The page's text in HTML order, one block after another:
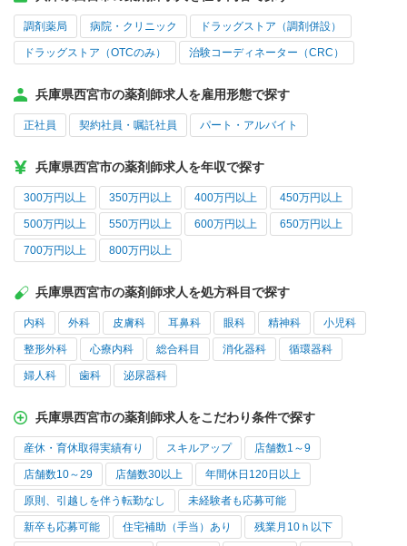
調剤薬局 病院・クリニック ドラッグストア（調剤併設）
ドラッグストア（OTCのみ） 治験コーディネーター（CRC）
兵庫県西宮市の薬剤師求人を雇用形態で探す
正社員 契約社員・嘱託社員 パート・アルバイト
兵庫県西宮市の薬剤師求人を年収で探す
300万円以上 350万円以上 400万円以上 450万円以上
500万円以上 550万円以上 600万円以上 650万円以上
700万円以上 800万円以上
兵庫県西宮市の薬剤師求人を処方科目で探す
内科 外科 皮膚科 耳鼻科 眼科 精神科 小児科
整形外科 心療内科 総合科目 消化器科 循環器科
婦人科 歯科 泌尿器科
兵庫県西宮市の薬剤師求人をこだわり条件で探す
産休・育休取得実績有り スキルアップ 店舗数1～9
店舗数10～29 店舗数30以上 年間休日120日以上
原則、引越しを伴う転勤なし 未経験者も応募可能
新卒も応募可能 住宅補助（手当）あり 残業月10ｈ以下